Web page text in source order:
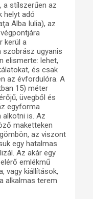
, a stílszerűen az
helyt adó
Alba Iulia), az
kerül a
szobrász ugyanis
elismerte: lehet,
és csak
az évfordulóra. A
15) méter
üvegből és
egyforma
alkotni is. Az
maketteken
az viszont
egy hatalmas
Az akár egy
emlékmű
vagy kiállítások,
alkalmas terem